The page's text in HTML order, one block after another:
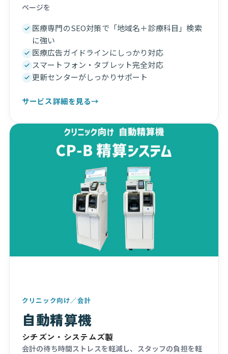
ページを
医療専門のSEO対策で「地域名＋診療科目」検索
に強い
医療広告ガイドラインにしっかり対応
スマートフォン・タブレット完全対応
更新センターがしっかりサポート
サービス詳細を見る→
クリニック向け／会計
自動精算機
シチズン・システムズ製
会計の待ち時間ストレスを軽減し、スタッフの負担を軽